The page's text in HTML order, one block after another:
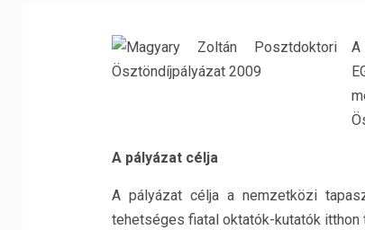
A
A pályázat célja
A pályázat célja a nemzetközi
tehetséges fiatal oktatók-kutatók